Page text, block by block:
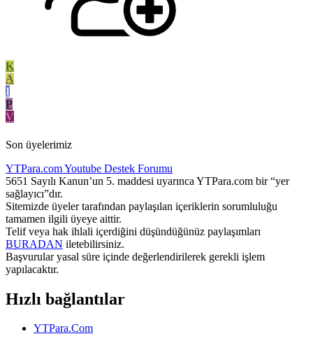
K
A
I
P
V
Son üyelerimiz
YTPara.comYoutube Destek Forumu
5651 Sayılı Kanun’un 5. maddesi uyarınca YTPara.com bir “yer
sağlayıcı”dır.
Sitemizde üyeler tarafından paylaşılan içeriklerin sorumluluğu
tamamen ilgili üyeye aittir.
Telif veya hak ihlali içerdiğini düşündüğünüz paylaşımları
BURADAN iletebilirsiniz.
Başvurular yasal süre içinde değerlendirilerek gerekli işlem
yapılacaktır.
Hızlı bağlantılar
YTPara.Com